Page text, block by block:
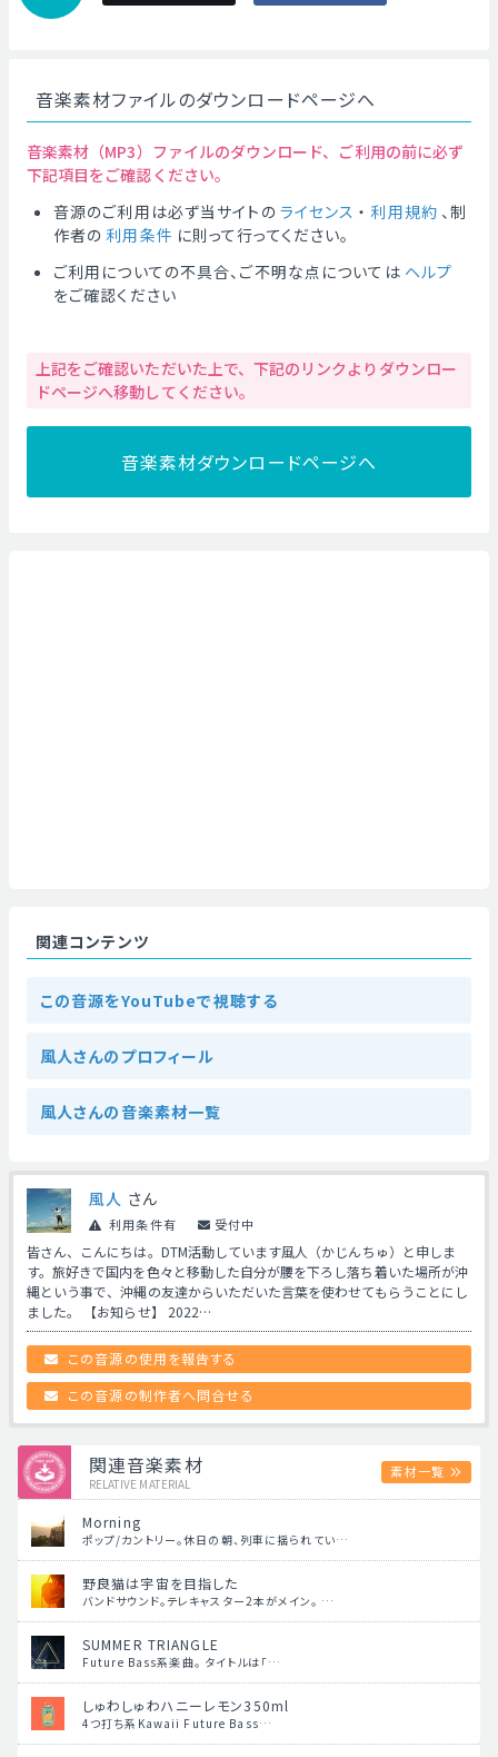
音楽素材ファイルのダウンロードページへ
音楽素材（MP3）ファイルのダウンロード、ご利用の前に必ず
下記項目をご確認ください。
音源のご利用は必ず当サイトの ライセンス ・ 利用規約 、制
作者の 利用条件 に則って行ってください。
ご利用についての不具合、ご不明な点については ヘルプ
をご確認ください
上記をご確認いただいた上で、下記のリンクよりダウンロー
ドページへ移動してください。
音楽素材ダウンロードページへ
関連コンテンツ
この音源をYouTubeで視聴する
風人さんのプロフィール
風人さんの音楽素材一覧
風人 さん
利用条件有 受付中
皆さん、こんにちは。DTM活動しています風人（かじんちゅ）と申しま
す。旅好きで国内を色々と移動した自分が腰を下ろし落ち着いた場所が沖
縄という事で、沖縄の友達からいただいた言葉を使わせてもらうことにし
ました。 【お知らせ】 2022…
この音源の使用を報告する
この音源の制作者へ問合せる
関連音楽素材
RELATIVE MATERIAL
素材一覧
Morning
ポップ/カントリー。休日の朝、列車に揺られてい…
野良猫は宇宙を目指した
バンドサウンド。テレキャスター2本がメイン。 …
SUMMER TRIANGLE
Future Bass系楽曲。 タイトルは「…
しゅわしゅわハニーレモン350ml
4つ打ち系Kawaii Future Bass…